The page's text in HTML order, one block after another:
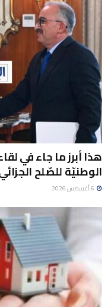
هذا أبرز ما جاء في
الوطنيّة للصّلح